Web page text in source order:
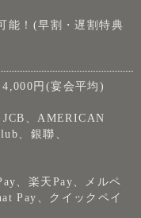
能！(早割・遅割特典
円(宴会平均)
、AMERICAN
、銀聯、
、楽天Pay、メルペ
Pay、クイックペイ